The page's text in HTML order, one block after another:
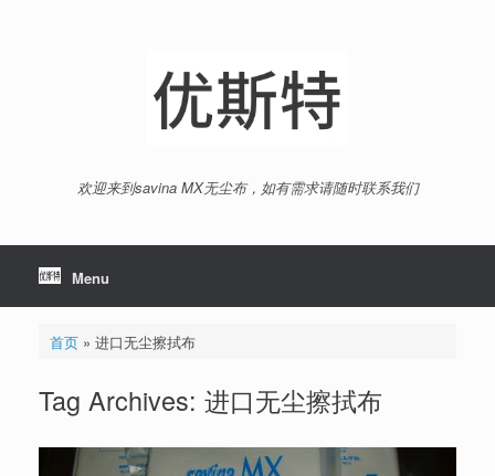
欢迎来到savina MX无尘布，如有需求请随时联系我们
Menu
首页» 进口无尘擦拭布
Tag Archives: 进口无尘擦拭布